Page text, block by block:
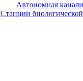
Автономная
Станции